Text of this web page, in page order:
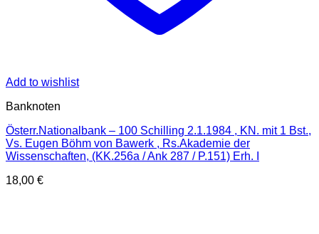
Add to wishlist
Banknoten
Österr.Nationalbank – 100 Schilling 2.1.1984 , KN. mit 1 Bst.,
Vs. Eugen Böhm von Bawerk , Rs.Akademie der
Wissenschaften, (KK.256a / Ank 287 / P.151) Erh. I
18,00 €